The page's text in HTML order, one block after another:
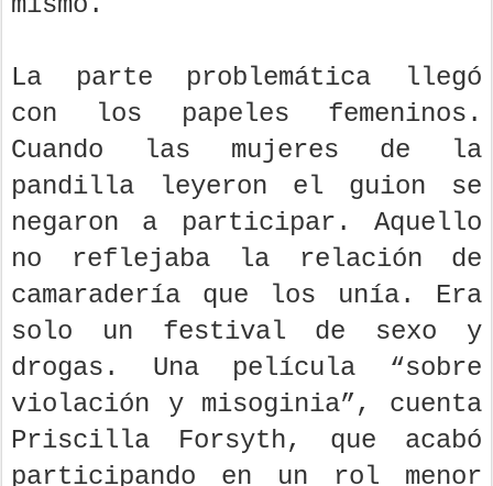
mismo.
La parte problemática llegó
con los papeles femeninos.
Cuando las mujeres de la
pandilla leyeron el guion se
negaron a participar. Aquello
no reflejaba la relación de
camaradería que los unía. Era
solo un festival de sexo y
drogas. Una película “sobre
violación y misoginia”, cuenta
Priscilla Forsyth, que acabó